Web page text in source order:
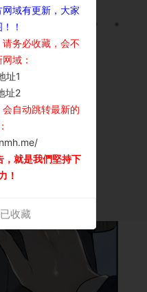
域有更新，大家
！
务必收藏，会不
域：
址1
址2
自动跳转最新的
，就是我們堅持下
！
收藏